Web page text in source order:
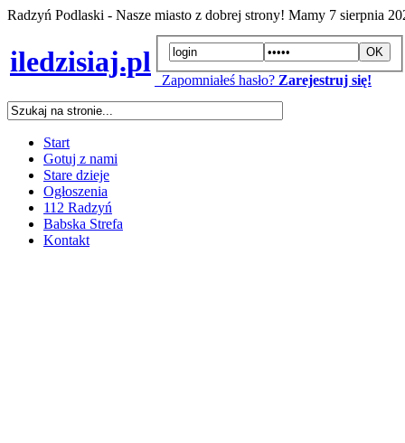
Radzyń Podlaski - Nasze miasto z dobrej strony! Mamy 7 sierpnia
iledzisiaj.pl
Zapomniałeś hasło? Zarejestruj się!
Start
Gotuj z nami
Stare dzieje
Ogłoszenia
112 Radzyń
Babska Strefa
Kontakt